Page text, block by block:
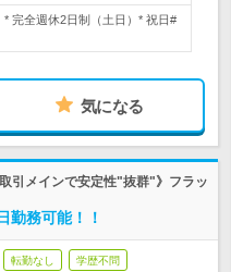
完全週休2日制（土日）* 祝日#
気になる
引メインで安定性"抜群"》フラッ
勤務可能！！
転勤なし 学歴不問